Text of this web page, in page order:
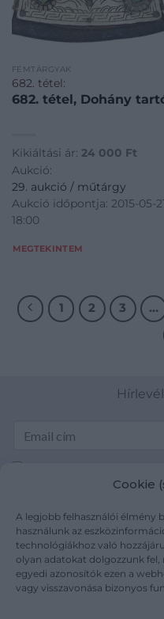
Cookie
A legjobb felhasználói élmény
használunk az
technológiákhoz való
olyan adatokat dolgozzunk fel,
egyedi azonosítók ezen a
vagy visszavonása bizonyos
FÉMTÁRGYAK
682. tétel:
682. tétel, Dohány
Kikiáltási ár: 24 000 Ft
Aukció:
29. aukció / műtárgy
Aukció időpontja: 2015-05-21
18:00
MEGTEKINTEM
1 2 3 …
mutargy.com/adatkezelesi-
Rólunk
Médiaajánlat
Karrier
Kapcsolat